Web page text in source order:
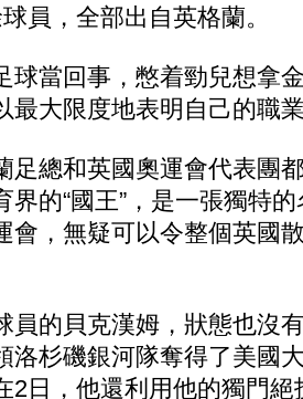
員，全部出自英格蘭。
當回事，憋着勁兒想拿
最大限度地表明自己的職
總和英國奧運會代表團
界的“國王”，是一張獨特
會，無疑可以令整個英國
的貝克漢姆，狀態也沒
洛杉磯銀河隊奪得了美國
2日，他還利用他的獨門